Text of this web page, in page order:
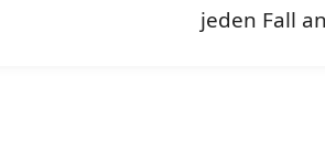
jeden Fall